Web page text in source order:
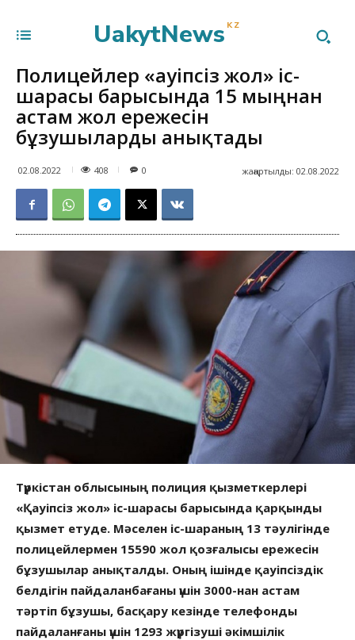
UakytNews KZ
Полицейлер «Қауіпсіз жол» іс-
шарасы барысында 15 мыңнан
астам жол ережесін
бұзушыларды анықтады
02.08.2022 408 жаңартылды: 02.08.2022
0
Түркістан облысының полиция қызметкерлері
«Қауіпсіз жол» іс-шарасы барысында қарқынды
қызмет етуде. Мәселен іс-шараның 13 тәулігінде
полицейлермен 15590 жол қозғалысы ережесін
бұзушылар анықталды. Оның ішінде қауіпсіздік
белдігін пайдаланбағаны үшін 3000-нан астам
тәртіп бұзушы, басқару кезінде телефонды
пайдаланғаны үшін 1293 жүргізуші әкімшілік